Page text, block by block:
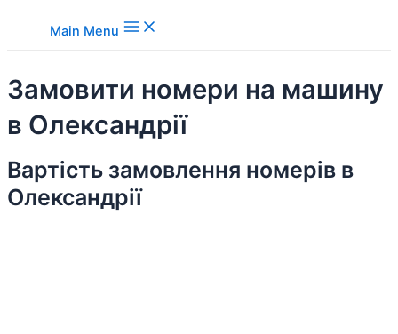
Main Menu
Замовити номери на машину
в Олександрії
Вартість замовлення номерів в
Олександрії